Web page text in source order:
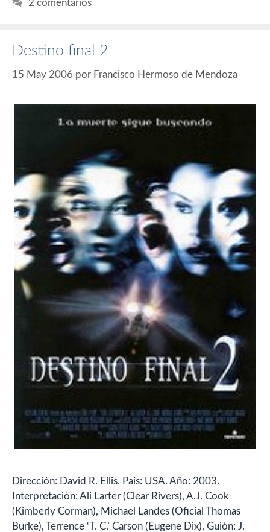
2 comentarios
Destino final 2
15 May 2006 por Francisco Hermoso de Mendoza
Dirección: David R. Ellis. País: USA. Año: 2003.
Interpretación: Ali Larter (Clear Rivers), A.J. Cook
(Kimberly Corman), Michael Landes (Oficial Thomas
Burke), Terrence ‘T. C.’ Carson (Eugene Dix), Guión: J.